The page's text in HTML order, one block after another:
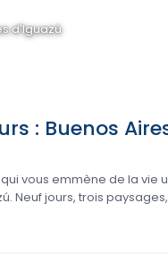
d'Iguazú
: Buenos
vous emmène de la
Neuf jours, trois